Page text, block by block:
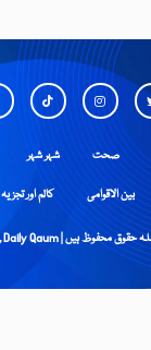
شہر شہر صحت
کالم اور تجزیہ بین الاقوامی